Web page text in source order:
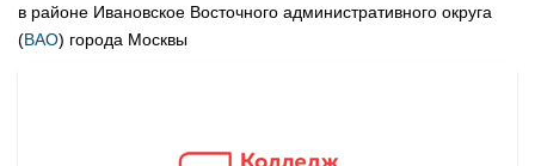
в районе Ивановское Восточного административного округа
(ВАО) города Москвы